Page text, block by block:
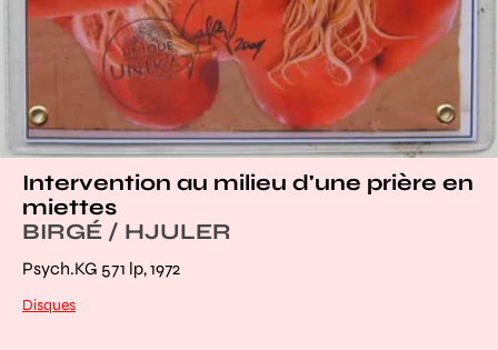
Intervention au milieu d'une prière en
miettes
BIRGÉ / HJULER
Psych.KG 571 lp, 1972
Disques